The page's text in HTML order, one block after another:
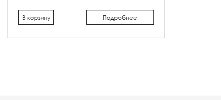
Подробнее
В корзину